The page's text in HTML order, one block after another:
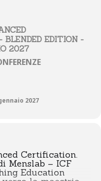
EDITION -
2027
2027
Certification.
Menslab – ICF
Education